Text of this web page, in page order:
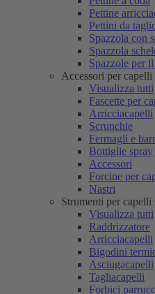
Pettine
Pettini da
Spazzola con
Spazzola
Spazzole per
Accessori per capelli
Visualizza tutti
Fascette per
Arricciacapelli
Scrunchie
Fermagli e
Bottiglie spray
Accessori
Forcine per
Nastri
Strumenti per capelli
Visualizza tutti
Raddrizzatore
Arricciacapelli
Bigodini
Asciugacapelli
Tagliacapelli
Forbici